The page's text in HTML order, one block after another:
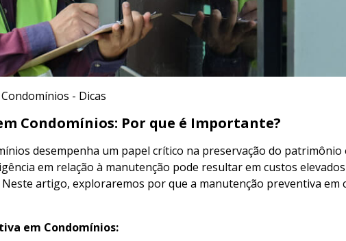
- Dicas
Condomínios: Por que é Importante?
desempenha um papel crítico na preservação do
em relação à manutenção pode resultar em custos
artigo, exploraremos por que a manutenção preventiva em
em Condomínios: